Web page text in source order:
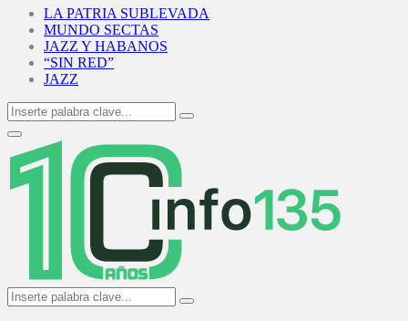
LA PATRIA SUBLEVADA
MUNDO SECTAS
JAZZ Y HABANOS
“SIN RED”
JAZZ
Search
for:
Search
Primary
Menu
Search
for:
Search